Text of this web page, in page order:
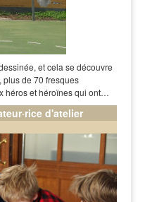
et cela se découvre
plus de 70 fresques
héros et héroïnes qui ont…
d'atelier